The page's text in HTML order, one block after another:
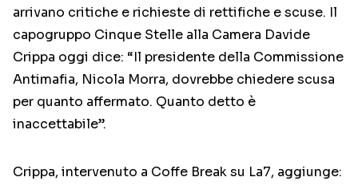
arrivano critiche e richieste di rettifiche e scuse. Il
capogruppo Cinque Stelle alla Camera Davide
Crippa oggi dice: “Il presidente della Commissione
Antimafia, Nicola Morra, dovrebbe chiedere scusa
per quanto affermato. Quanto detto è
inaccettabile”.
Crippa, intervenuto a Coffe Break su La7, aggiunge: